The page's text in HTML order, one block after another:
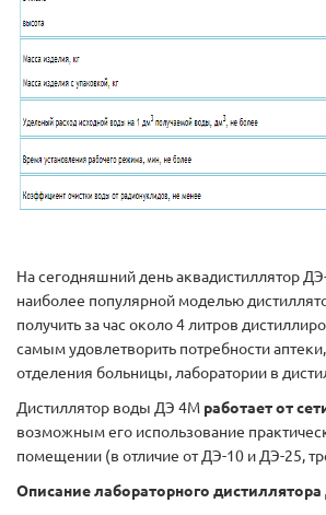
На сегодняшний день аквадистиллятор
наиболее популярной моделью
получить за час около 4 литров
самым удовлетворить потребности
отделения больницы, лаборатории в
Дистиллятор воды ДЭ 4М работает от
возможным его использование
помещении (в отличие от ДЭ-10 и ДЭ-25,
Описание лабораторного